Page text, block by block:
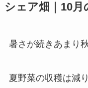
シェア畑｜10月
暑さが続きあまり
夏野菜の収穫は減